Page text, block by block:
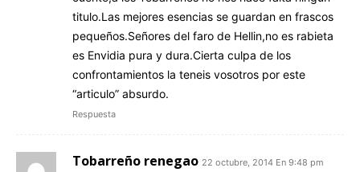
titulo.Las mejores esencias se guardan en frascos
pequeños.Señores del faro de Hellin,no es rabieta
es Envidia pura y dura.Cierta culpa de los
confrontamientos la teneis vosotros por este
“articulo” absurdo.
Respuesta
Tobarreño renegao 22 octubre, 2014 En 9:48 pm